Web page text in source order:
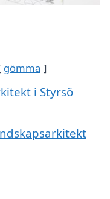
gömma
i Styrsö